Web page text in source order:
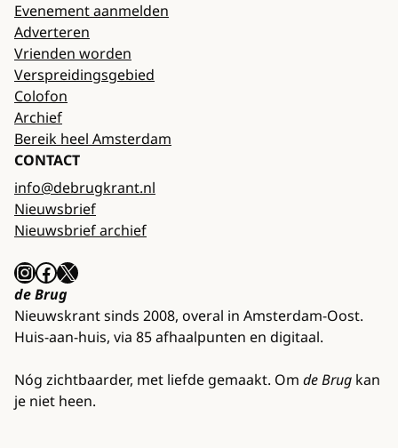
Evenement aanmelden
Adverteren
Vrienden worden
Verspreidingsgebied
Colofon
Archief
Bereik heel Amsterdam
CONTACT
info@debrugkrant.nl
Nieuwsbrief
Nieuwsbrief archief
InstagramFacebook X
de Brug
Nieuwskrant sinds 2008, overal in Amsterdam-Oost.
Huis-aan-huis, via 85 afhaalpunten en digitaal.
Nóg zichtbaarder, met liefde gemaakt. Om de Brug kan
je niet heen.